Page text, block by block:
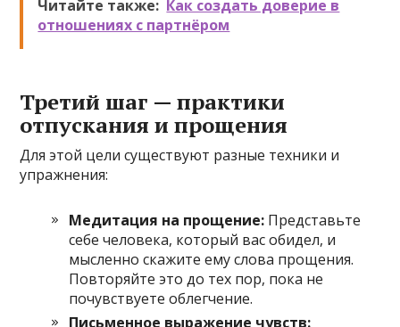
Читайте также: Как создать доверие в
отношениях с партнёром
Третий шаг — практики
отпускания и прощения
Для этой цели существуют разные техники и
упражнения:
Медитация на прощение: Представьте
себе человека, который вас обидел, и
мысленно скажите ему слова прощения.
Повторяйте это до тех пор, пока не
почувствуете облегчение.
Письменное выражение чувств: